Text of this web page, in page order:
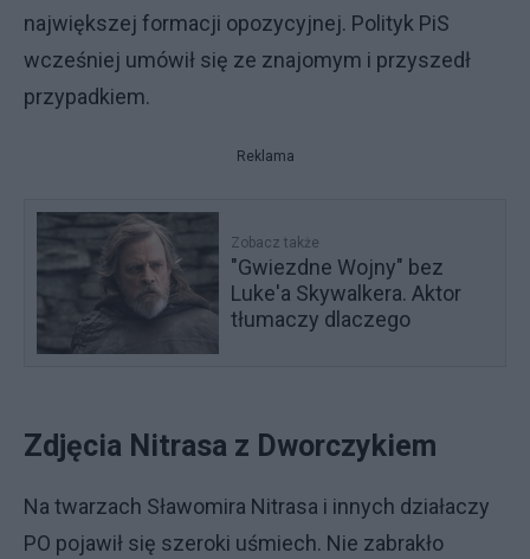
największej formacji opozycyjnej. Polityk PiS
wcześniej umówił się ze znajomym i przyszedł
przypadkiem.
Reklama
Zobacz także
"Gwiezdne Wojny" bez
Luke'a Skywalkera. Aktor
tłumaczy dlaczego
Zdjęcia Nitrasa z Dworczykiem
Na twarzach Sławomira Nitrasa i innych działaczy
PO pojawił się szeroki uśmiech. Nie zabrakło